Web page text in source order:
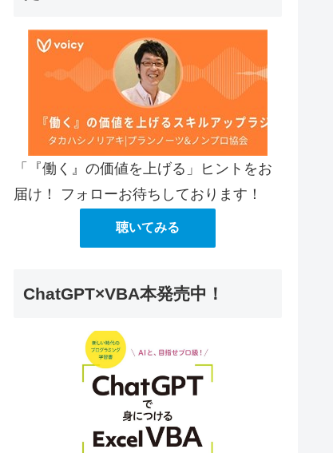
「『働く』の価値を上げる」ヒントをお
届け！ フォローお待ちしております！
聴いてみる
ChatGPT×VBA本発売中！